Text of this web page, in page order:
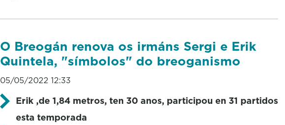
O Breogán renova os irmáns Sergi e Erik
Quintela, "símbolos" do breoganismo
05/05/2022 12:33
Erik ,de 1,84 metros, ten 30 anos, participou en 31 partidos
esta temporada